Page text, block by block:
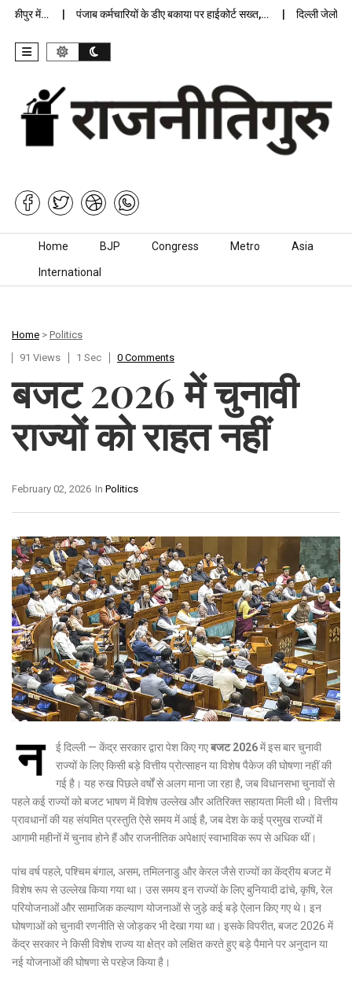
में… पंजाब कर्मचारियों के डीए बकाया पर हाईकोर्ट सख्त,… दिल्ली जेलों में
Skip to content
Home BJP Congress Metro Asia
International
Home > Politics
91 Views
1 Sec 0 Comments
बजट 2026 में चुनावी
राज्यों को राहत नहीं
In Politics
February 02, 2026
न ई दिल्ली — केंद्र सरकार द्वारा पेश किए गएबजट 2026में इस बार चुनावी
राज्यों के लिए किसी बड़े वित्तीय प्रोत्साहन या विशेष पैकेज की घोषणा नहीं की
गई है। यह रुख पिछले वर्षों से अलग माना जा रहा है, जब विधानसभा चुनावों से
पहले कई राज्यों को बजट भाषण में विशेष उल्लेख और अतिरिक्त सहायता मिली थी। वित्तीय
प्रावधानों की यह संयमित प्रस्तुति ऐसे समय में आई है, जब देश के कई प्रमुख राज्यों में
आगामी महीनों में चुनाव होने हैं और राजनीतिक अपेक्षाएं स्वाभाविक रूप से अधिक थीं।
पांच वर्ष पहले, पश्चिम बंगाल, असम, तमिलनाडु और केरल जैसे राज्यों का केंद्रीय बजट में
विशेष रूप से उल्लेख किया गया था। उस समय इन राज्यों के लिए बुनियादी ढांचे, कृषि, रेल
परियोजनाओं और सामाजिक कल्याण योजनाओं से जुड़े कई बड़े ऐलान किए गए थे। इन
घोषणाओं को चुनावी रणनीति से जोड़कर भी देखा गया था। इसके विपरीत, बजट 2026 में
केंद्र सरकार ने किसी विशेष राज्य या क्षेत्र को लक्षित करते हुए बड़े पैमाने पर अनुदान या
नई योजनाओं की घोषणा से परहेज किया है।